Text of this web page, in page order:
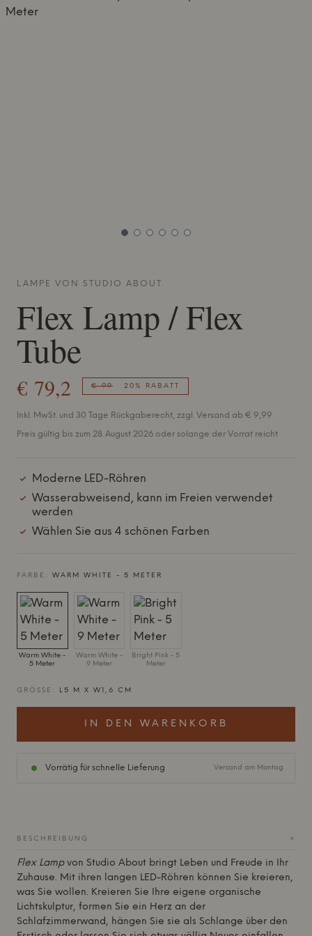
LAMPE VON STUDIO ABOUT
Flex Lamp / Flex
Tube
€ 79,2 € 99 20% RABATT
Inkl. MwSt. und 30 Tage Rückgaberecht, zzgl. Versand ab € 9,99
Preis gültig bis zum 28. August 2026 oder solange der Vorrat reicht
Moderne LED-Röhren
Wasserabweisend, kann im Freien verwendet
werden
Wählen Sie aus 4 schönen Farben
FARBE: WARM WHITE - 5 METER
Warm White -
5 Meter
Warm White -
9 Meter
Bright Pink - 5
Meter
GRÖSSE: L5 M X W1,6 CM
IN DEN WARENKORB
Vorrätig für schnelle Lieferung Versand am Montag
BESCHREIBUNG +
Flex Lampvon Studio About bringt Leben und Freude in Ihr
Zuhause. Mit ihren langen LED-Röhren können Sie kreieren,
was Sie wollen. Kreieren Sie Ihre eigene organische
Lichtskulptur, formen Sie ein Herz an der
Schlafzimmerwand, hängen Sie sie als Schlange über den